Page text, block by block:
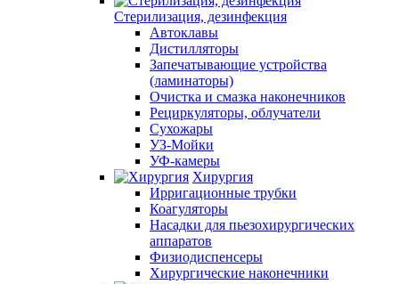
Стерилизация, дезинфекция
Автоклавы
Дистилляторы
Запечатывающие устройства
(ламинаторы)
Очистка и смазка наконечников
Рециркуляторы, облучатели
Сухожары
УЗ-Мойки
УФ-камеры
Хирургия
Ирригационные трубки
Коагуляторы
Насадки для пьезохирургических
аппаратов
Физиодиспенсеры
Хирургические наконечники